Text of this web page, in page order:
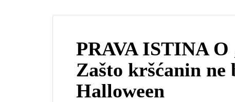
PRAVA ISTINA
Zašto kršćanin
Halloween